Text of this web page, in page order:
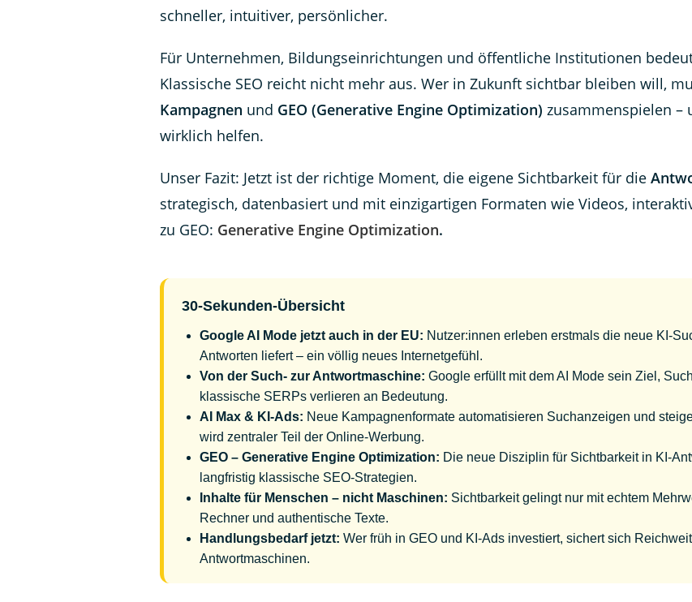
schneller, intuitiver, persönlicher.
Für Unternehmen, Bildungseinrichtungen und öffentliche Institutionen
Klassische SEO reicht nicht mehr aus. Wer in Zukunft sichtbar bleiben will,
Kampagnen und GEO (Generative Engine Optimization) zusammenspielen –
wirklich helfen.
Unser Fazit: Jetzt ist der richtige Moment, die eigene Sichtbarkeit für die
strategisch, datenbasiert und mit einzigartigen Formaten wie Videos,
zu GEO: Generative Engine Optimization.
30-Sekunden-Übersicht
Google AI Mode jetzt auch in der EU: Nutzer:innen erleben erstmals die neue KI-
Antworten liefert – ein völlig neues Internetgefühl.
Von der Such- zur Antwortmaschine: Google erfüllt mit dem AI Mode sein Ziel,
klassische SERPs verlieren an Bedeutung.
AI Max & KI-Ads: Neue Kampagnenformate automatisieren Suchanzeigen und
wird zentraler Teil der Online-Werbung.
GEO – Generative Engine Optimization: Die neue Disziplin für Sichtbarkeit in KI-
langfristig klassische SEO-Strategien.
Inhalte für Menschen – nicht Maschinen: Sichtbarkeit gelingt nur mit echtem
Rechner und authentische Texte.
Handlungsbedarf jetzt: Wer früh in GEO und KI-Ads investiert, sichert sich
Antwortmaschinen.